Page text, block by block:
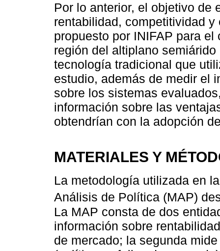
Por lo anterior, el objetivo de
rentabilidad, competitividad
propuesto por INIFAP para
región del altiplano
tecnología tradicional que
estudio, además de medir el
sobre los sistemas
información sobre las
obtendrían con la adopción
MATERIALES Y
La metodología utilizada en
Análisis de Política (MAP)
La MAP consta de dos
información sobre
de mercado; la segunda